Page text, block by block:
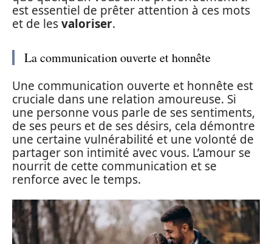
est essentiel de prêter attention à ces mots
et de lesvaloriser.
La communication ouverte et honnête
Une communication ouverte et honnête est
cruciale dans une relation amoureuse. Si
une personne vous parle de ses sentiments,
de ses peurs et de ses désirs, cela démontre
une certaine vulnérabilité et une volonté de
partager son intimité avec vous. L’amour se
nourrit de cette communication et se
renforce avec le temps.